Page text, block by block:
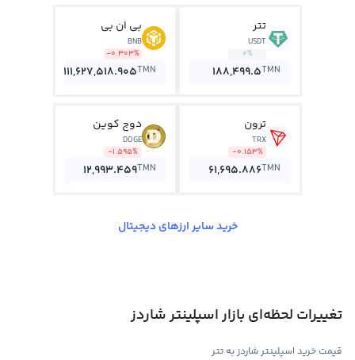
تتر
USDT
0%
188,499.5TMN
بی ان بی
BNB
-0.303%
111,627,518.905TMN
ترون
TRX
-0.153%
61,695.886TMN
دوج کوین
DOGE
-1.595%
12,993.459TMN
خرید سایر ارزهای دیجیتال
تغییرات لحظه‌ای بازار اسپلینتر شاردز
قیمت خرید اسپلینتر شاردز به تتر